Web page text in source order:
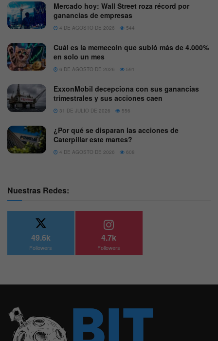
Mercado hoy: Wall Street roza récord por
ganancias de empresas
4 DE AGOSTO DE 2026 544
Cuál es la memecoin que subió más de 4.000%
en solo un mes
6 DE AGOSTO DE 2026 591
ExxonMobil decepciona con sus ganancias
trimestrales y sus acciones caen
31 DE JULIO DE 2026 556
¿Por qué se disparan las acciones de
Caterpillar este martes?
4 DE AGOSTO DE 2026 608
Nuestras Redes:
49.6k
Followers
4.7k
Followers